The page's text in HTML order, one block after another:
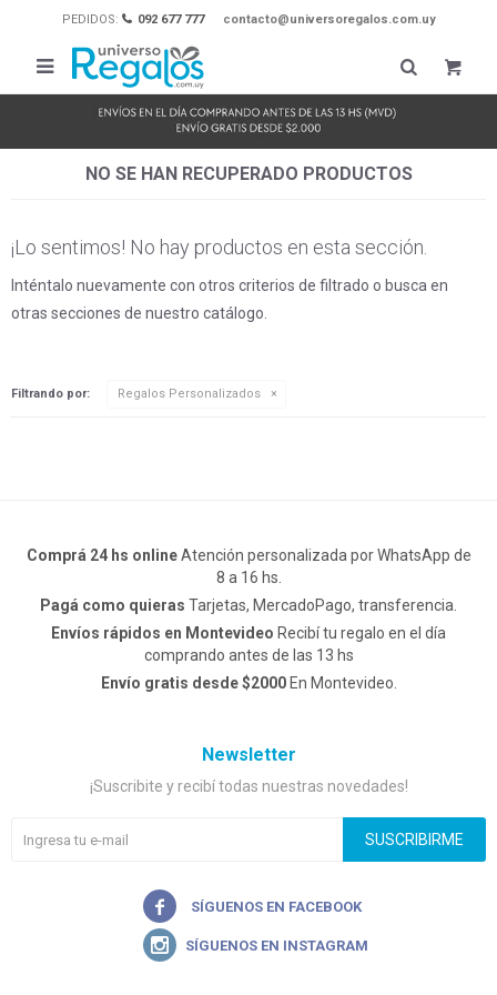
PEDIDOS: 092 677 777 contacto@universoregalos.com.uy

NO SE HAN RECUPERADO PRODUCTOS
¡Lo sentimos! No hay productos en esta sección.
Inténtalo nuevamente con otros criterios de filtrado o busca en
otras secciones de nuestro catálogo.
Filtrando por: Regalos Personalizados
Comprá 24 hs onlineAtención personalizada por WhatsApp de
8 a 16 hs.
Pagá como quieras Tarjetas, MercadoPago, transferencia.
Envíos rápidos en Montevideo Recibí tu regalo en el día
comprando antes de las 13 hs
Envío gratis desde $2000En Montevideo.
Newsletter
¡Suscribite y recibí todas nuestras novedades!
SUSCRIBIRME

